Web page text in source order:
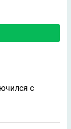
с